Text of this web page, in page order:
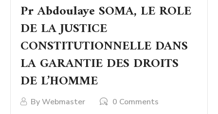
Pr Abdoulaye SOMA, LE ROLE
DE LA JUSTICE
CONSTITUTIONNELLE DANS
LA GARANTIE DES DROITS
DE L’HOMME
ByWebmaster 0 Comments